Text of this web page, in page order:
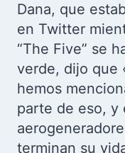
Dana, que
en Twitter
“The Five” se
verde, dijo que
hemos
parte de eso, y
terminan su